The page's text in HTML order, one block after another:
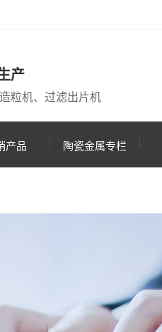
产
粒机、过滤出片机
产品 陶瓷金属专栏